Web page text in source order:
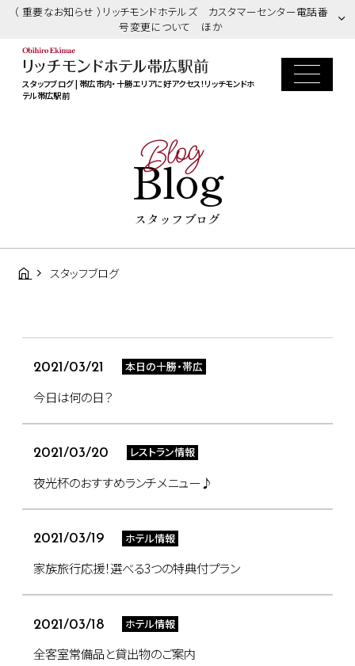
（ 重要なお知らせ ）リッチモンドホテルズ カスタマーセンター電話番
号変更について ほか
スタッフブログ | 帯広市内・十勝エリアに好アクセス！リッチモンドホ
テル帯広駅前
Blog
Blog
スタッフブログ
スタッフブログ
2021/03/21 本日の十勝・帯広
今日は何の日？
2021/03/20 レストラン情報
夜光杯のおすすめランチメニュー♪
2021/03/19 ホテル情報
家族旅行応援！選べる3つの特典付プラン
2021/03/18 ホテル情報
全客室常備品と貸出物のご案内